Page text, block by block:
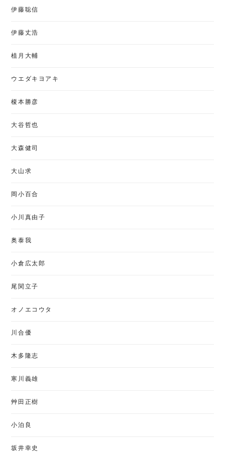
伊藤聡信
伊藤丈浩
植月大輔
ウエダキヨアキ
榎本勝彦
大谷哲也
大森健司
大山求
岡小百合
小川真由子
奥泰我
小倉広太郎
尾関立子
オノエコウタ
川合優
木多隆志
寒川義雄
艸田正樹
小泊良
坂井幸史